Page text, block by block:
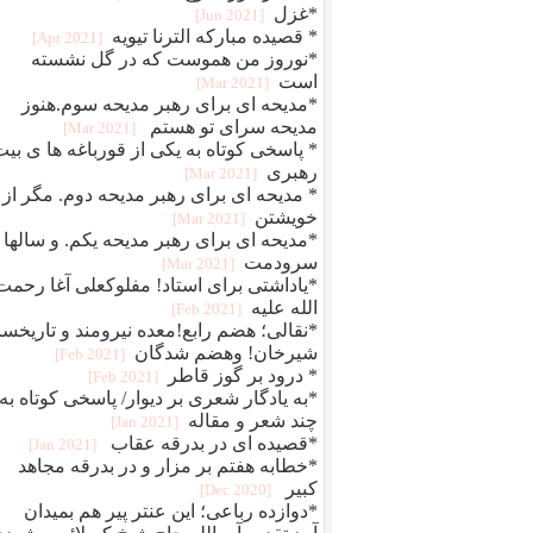
*غزل [2021 Jun]
* قصیده مبارکه الترنا تیویه [2021 Apr]
*نوروز من هموست که در گل نشسته
است
[2021 Mar]
*مدیحه ای برای رهبر مدیحه سوم.هنوز
مدیحه سرای تو هستم
[2021 Mar]
* پاسخی کوتاه به یکی از قورباغه ها ی
رهبری
[2021 Mar]
* مدیحه ای برای رهبر مدیحه دوم. مگر از
خویشتن
[2021 Mar]
*مدیحه ای برای رهبر مدیحه یکم. و سالها
سرودمت
[2021 Mar]
*یاداشتی برای استاد! مفلوکعلی آغا
الله علیه
[2021 Feb]
*نقالی؛ هضم رابع!معده نیرومند و
شیرخان! وهضم شدگان
[2021 Feb]
* درود بر گوز قاطر [2021 Feb]
*به یادگار شعری بر دیوار/ پاسخی کوتاه به
چند شعر و مقاله
[2021 Jan]
*قصیده ای در بدرقه عقاب [2021 Jan]
*خطابه هفتم بر مزار و در بدرقه مجاهد
کبیر
[2020 Dec]
*دوازده رباعی؛ این عنتر پیر هم بمیدان